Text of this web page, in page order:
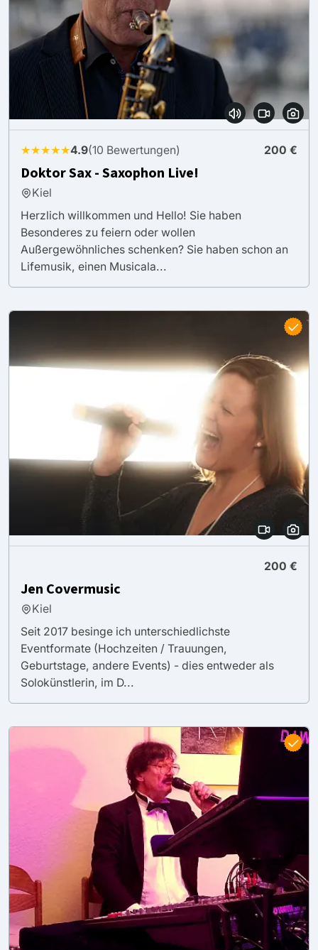
★★★★★4.9(10 Bewertungen) 200 €
Doktor Sax - Saxophon Live!
Kiel
Herzlich willkommen und Hello! Sie haben
Besonderes zu feiern oder wollen
Außergewöhnliches schenken? Sie haben schon an
Lifemusik, einen Musicala...
200 €
Jen Covermusic
Kiel
Seit 2017 besinge ich unterschiedlichste
Eventformate (Hochzeiten / Trauungen,
Geburtstage, andere Events) - dies entweder als
Solokünstlerin, im D...